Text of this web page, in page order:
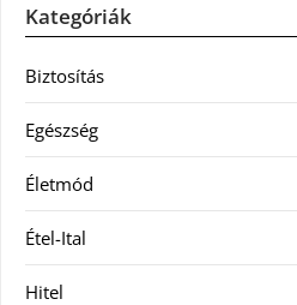
Kategóriák
Biztosítás
Egészség
Életmód
Étel-Ital
Hitel